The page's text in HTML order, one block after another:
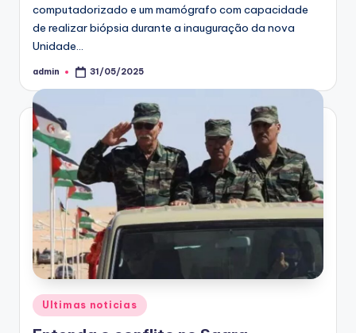
computadorizado e um mamógrafo com capacidade
de realizar biópsia durante a inauguração da nova
Unidade…
Posted
admin 31/05/2025
Posted
in
Ultimas noticias